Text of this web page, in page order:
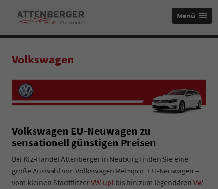
Menü
Volkswagen
Volkswagen EU-Neuwagen zu
sensationell günstigen Preisen
Bei Kfz-Handel Attenberger in Neuburg finden Sie eine
große Auswahl von Volkswagen Reimport EU-Neuwagen –
vom kleinen StadtflitzerVW up! bis hin zum legendären VW